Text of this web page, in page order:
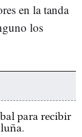
en la tanda
los
para recibir